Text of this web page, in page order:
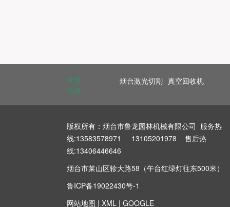
友情
链接
烟台激光切割 真空回收机
版权所有：烟台市鲁龙园林机械有限公司 服务热
线:13583578971 13105201978 售后热
线:13406446646
烟台市莱山区轸大路58（午台红绿灯往东500米）
鲁ICP备19022430号-1
网站地图 | XML | GOOGLE